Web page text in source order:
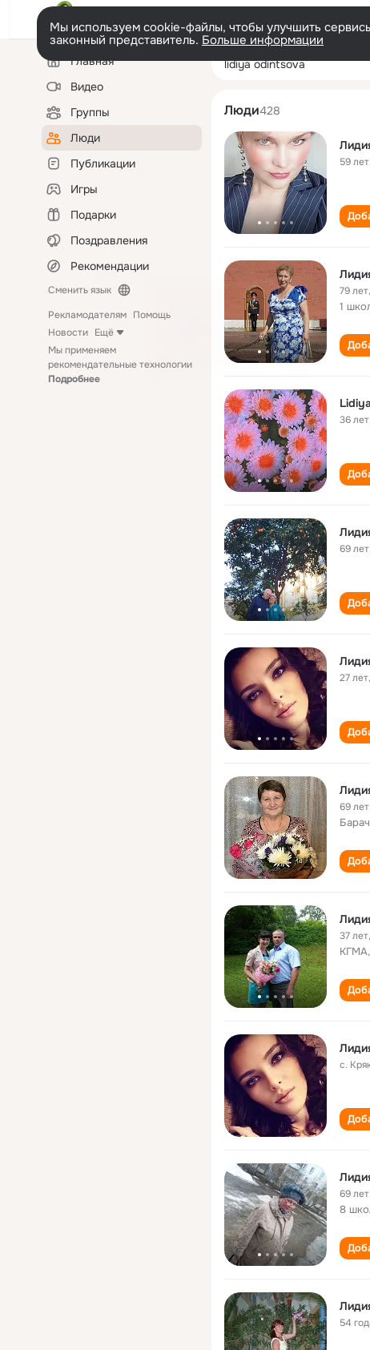
Мы используем cookie-файлы, чтобы улучшить
законный представитель. Больше информации
Левая
колонкаГлавная
Видео
Группы
Люди
Публикации
Игры
Подарки
Поздравления
Рекомендации
Сменить язык
Рекламодателям Помощь
Новости Ещё
Мы применяем
рекомендательные технологии
Подробнее
lidiya odintsova
Люди428
59 лет
79 лет,
1
36 лет
69 лет
27 лет,
69 лет
37 лет,
КГМА,
с.
69 лет
8
54